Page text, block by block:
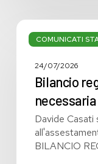
COMUNICATI
Bilancio
regionale:
svolta
24/07/2026
Bilancio
necessaria
Davide Casati
BILANCIO